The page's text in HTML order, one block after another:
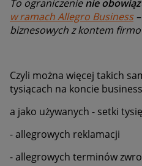
To ograniczenienie
w ramach Allegro Business–
biznesowych z kontem
Czyli można więcej takich
tysiącach na koncie
a jako używanych - setki
- allegrowych reklamacji
- allegrowych terminów